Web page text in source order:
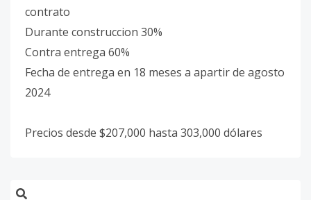
contrato
Durante construccion 30%
Contra entrega 60%
Fecha de entrega en 18 meses a apartir de agosto
2024
Precios desde $207,000 hasta 303,000 dólares